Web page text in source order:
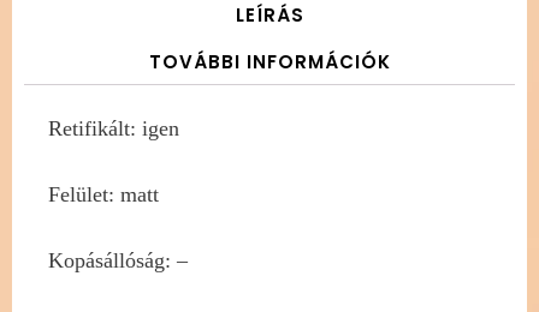
LEÍRÁS
TOVÁBBI INFORMÁCIÓK
Retifikált: igen
Felület: matt
Kopásállóság: –